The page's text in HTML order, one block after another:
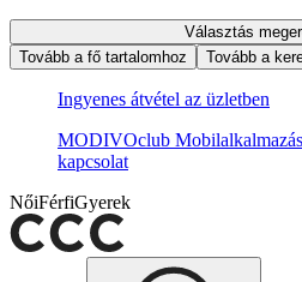
Választás
Tovább a fő tartalomhoz
Tovább a
Ingyenes átvétel az üzletben
MODIVOclub Mobilalkalmazás
kapcsolat
NőiFérfiGyerek